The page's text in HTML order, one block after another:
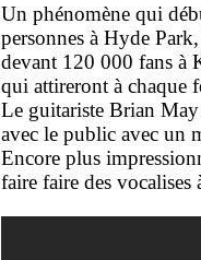
Un phénomène qui
personnes à Hyde
devant 120 000 fans à
qui attireront à chaque
Le guitariste Brian
avec le public avec un
Encore plus
faire faire des vocalises